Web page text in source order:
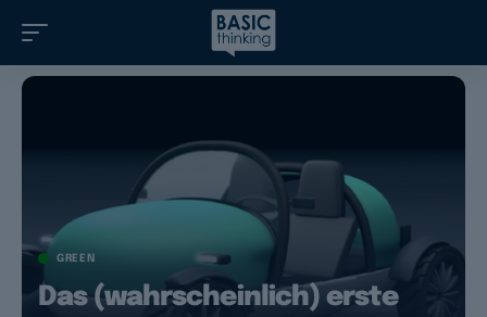
GREEN
Das (wahrscheinlich) erste